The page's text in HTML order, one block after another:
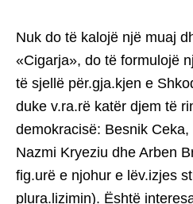
Nuk do të kalojë një muaj
«Cigarja», do të formulojë
të sjellë për.gja.kjen e
duke v.ra.rë katër djem të
demokracisë: Besnik
Nazmi Kryeziu dhe Arben
fig.urë e njohur e lëv.izjes
plura.lizimin). Është